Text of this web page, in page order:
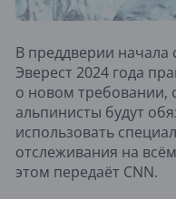
В преддверии начала
Эверест 2024 года
о новом требовании,
альпинисты будут
использовать
отслеживания на
этом передаёт CNN.